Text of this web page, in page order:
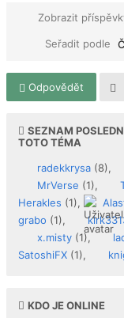
Zobrazit
Seřadit podle
Odpovědět
SEZNAM
TOTO TÉMA
radekkrysa (8),
MrVerse (1),
Herakles (1),
grabo (1),
x.misty (1),
SatoshiFX (1),
KDO JE ONLINE